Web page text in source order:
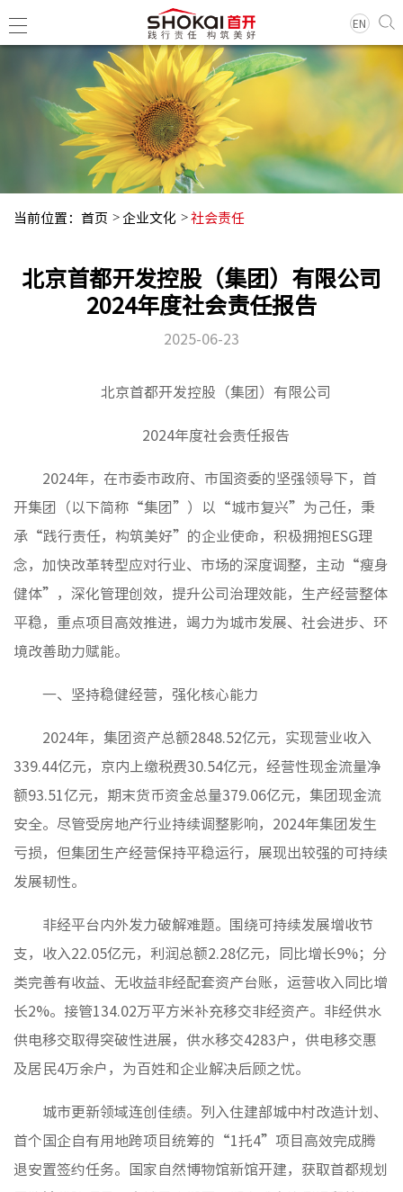
EN
集团简
历史沿
经典项
房地产
物业管
建筑工
党建工
纪检监
群团工
品牌标
文化动
社会责
榜样力
房地产
当前位置： 首页 企业文化 社会责任
北京首都开发控股（集团）有限公司
2024年度社会责任报告
2025-06-23
北京首都开发控股（集团）有限公司
2024年度社会责任报告
2024年，在市委市政府、市国资委的坚强领导下，首
开集团（以下简称“集团”）以“城市复兴”为己任，秉
承“践行责任，构筑美好”的企业使命，积极拥抱ESG理
念，加快改革转型应对行业、市场的深度调整，主动“瘦身
健体”，深化管理创效，提升公司治理效能，生产经营整体
平稳，重点项目高效推进，竭力为城市发展、社会进步、环
境改善助力赋能。
一、坚持稳健经营，强化核心能力
2024年，集团资产总额2848.52亿元，实现营业收入
339.44亿元，京内上缴税费30.54亿元，经营性现金流量净
额93.51亿元，期末货币资金总量379.06亿元，集团现金流
安全。尽管受房地产行业持续调整影响，2024年集团发生
亏损，但集团生产经营保持平稳运行，展现出较强的可持续
发展韧性。
非经平台内外发力破解难题。围绕可持续发展增收节
支，收入22.05亿元，利润总额2.28亿元，同比增长9%；分
类完善有收益、无收益非经配套资产台账，运营收入同比增
长2%。接管134.02万平方米补充移交非经资产。非经供水
供电移交取得突破性进展，供水移交4283户，供电移交惠
及居民4万余户，为百姓和企业解决后顾之忧。
城市更新领域连创佳绩。列入住建部城中村改造计划、
首个国企自有用地跨项目统筹的“1托4”项目高效完成腾
退安置签约任务。国家自然博物馆新馆开建，获取首都规划